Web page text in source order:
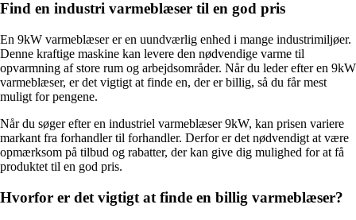
Find en industri varmeblæser til en god pris
En 9kW varmeblæser er en uundværlig enhed i mange industrimiljøer.
Denne kraftige maskine kan levere den nødvendige varme til
opvarmning af store rum og arbejdsområder. Når du leder efter en 9kW
varmeblæser, er det vigtigt at finde en, der er billig, så du får mest
muligt for pengene.
Når du søger efter en industriel varmeblæser 9kW, kan prisen variere
markant fra forhandler til forhandler. Derfor er det nødvendigt at være
opmærksom på tilbud og rabatter, der kan give dig mulighed for at få
produktet til en god pris.
Hvorfor er det vigtigt at finde en billig varmeblæser?